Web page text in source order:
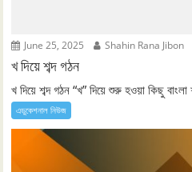
June 25, 2025 Shahin Rana Jibon
খ দিয়ে শব্দ গঠন
খ দিয়ে শব্দ গঠন “খ” দিয়ে শুরু হওয়া কিছু
এডুকেশনাল নিউজ